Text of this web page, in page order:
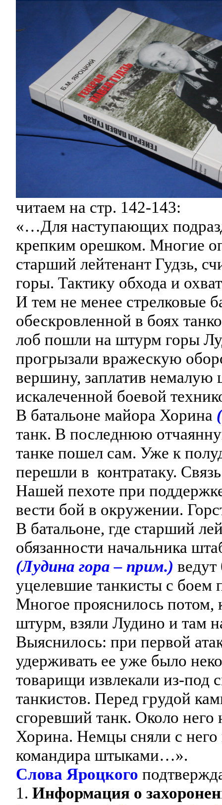
читаем на стр. 142-143:
«…Для наступающих
крепким орешком. Многие
старший лейтенант Гудзь,
горы. Тактику обхода и
И тем не менее стрелковые
обескровленной в боях
лоб пошли на штурм горы
прогрызали вражескую
вершину, заплатив
искалеченной боевой
В батальоне майора Хорина
танк. В последнюю
танке пошел сам. Уже к
перешли в контратаку.
Нашей пехоте при
вести бой в окружении.
В батальоне, где старший
обязанности начальника
(Лудина гора – прим.)
уцелевшие танкисты с
Многое прояснилось потом,
штурм, взяли Лудино и там
Выяснилось: при первой
удерживать ее уже было
товарищи извлекали из-под
танкистов. Перед грудой
сгоревший танк. Около него
Хорина. Немцы сняли с
командира штыками…».
Слова Яроцкого
1.Информация о